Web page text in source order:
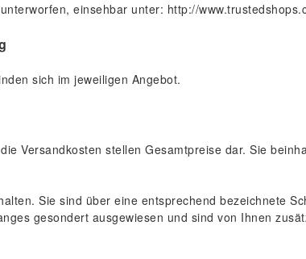
einsehbar unter: http://
sich im jeweiligen Angebot.
Versandkosten stellen Gesamtpreise dar. Sie
Sie sind über eine entsprechend bezeichnete
gesondert ausgewiesen und sind von Ihnen